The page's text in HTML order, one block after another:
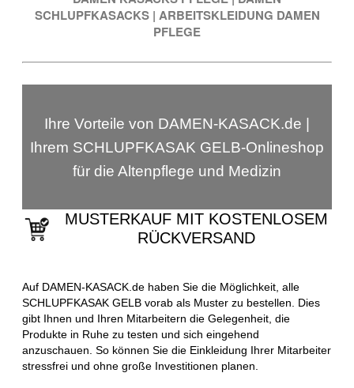
SCHLUPFKASACKS | ARBEITSKLEIDUNG DAMEN
PFLEGE
Ihre Vorteile von DAMEN-KASACK.de |
Ihrem SCHLUPFKASAK GELB-Onlineshop
für die Altenpflege und Medizin
MUSTERKAUF MIT KOSTENLOSEM
RÜCKVERSAND
Auf DAMEN-KASACK.de haben Sie die Möglichkeit, alle
SCHLUPFKASAK GELB vorab als Muster zu bestellen. Dies
gibt Ihnen und Ihren Mitarbeitern die Gelegenheit, die
Produkte in Ruhe zu testen und sich eingehend
anzuschauen. So können Sie die Einkleidung Ihrer Mitarbeiter
stressfrei und ohne große Investitionen planen.